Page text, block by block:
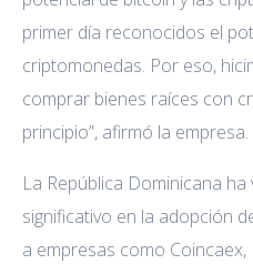
primer día reconocidos el
criptomonedas. Por eso,
comprar bienes raíces con
principio”, afirmó la empresa.
La República Dominicana
significativo en la adopción
a empresas como Coincaex,